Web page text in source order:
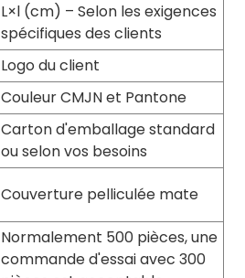
L×l (cm) – Selon les exigences
spécifiques des clients
Logo du client
Couleur CMJN et Pantone
Carton d'emballage standard
ou selon vos besoins
Couverture pelliculée mate
Normalement 500 pièces, une
commande d'essai avec 300